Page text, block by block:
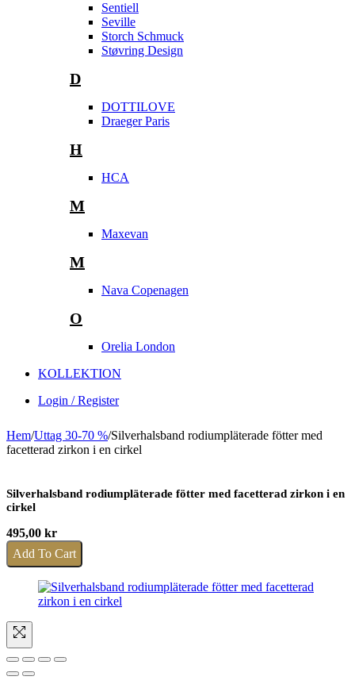
Sentiell
Seville
Storch Schmuck
Støvring Design
D
DOTTILOVE
Draeger Paris
H
HCA
M
Maxevan
M
Nava Copenagen
O
Orelia London
KOLLEKTION
Login / Register
Hem/Uttag 30-70 %/Silverhalsband rodiumpläterade fötter med
facetterad zirkon i en cirkel
Silverhalsband rodiumpläterade fötter med facetterad zirkon i en
cirkel
495,00 kr
Add To Cart